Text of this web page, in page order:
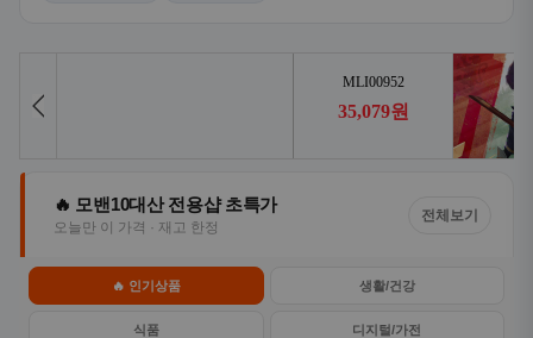
🔥 모밴10대산 전용샵 초특가
오늘만 이 가격 · 재고 한정
전체보기
🔥 인기상품 생활/건강
식품 디지털/가전